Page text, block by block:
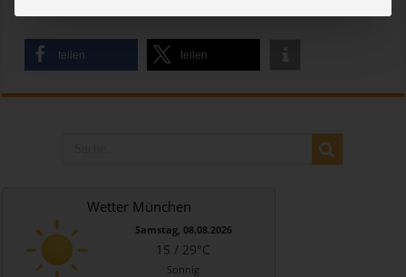
teilen teilen
Wetter München
Samstag, 08.08.2026
15 / 29°C
Sonnig